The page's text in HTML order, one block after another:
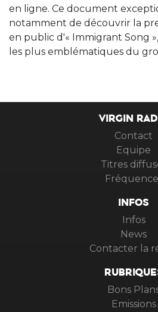
en ligne. Ce document
notamment de découvrir la
en public d'« Immigrant Song
les plus emblématiques du
VIRGIN
Contact
Equipe
Titres
INFOS
Infos
News
Contacter la
Bons
Emissions